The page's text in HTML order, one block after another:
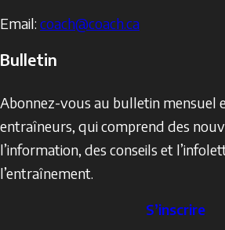
Email: coach@coach.ca
Bulletin
Abonnez-vous au bulletin mensuel
entraîneurs, qui comprend des
l’information, des conseils et
l’entraînement.
S’inscrire